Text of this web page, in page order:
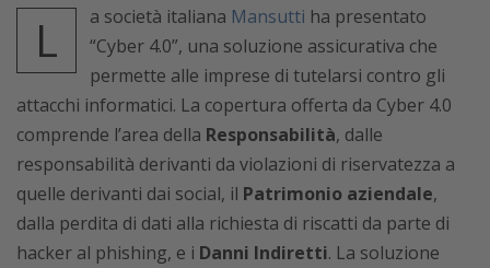
L a società italiana Mansutti ha presentato
“Cyber 4.0”, una soluzione assicurativa che
permette alle imprese di tutelarsi contro gli
attacchi informatici. La copertura offerta da Cyber 4.0
comprende l’area della Responsabilità, dalle
responsabilità derivanti da violazioni di riservatezza a
quelle derivanti dai social, il Patrimonio aziendale,
dalla perdita di dati alla richiesta di riscatti da parte di
hacker al phishing, e i Danni Indiretti. La soluzione